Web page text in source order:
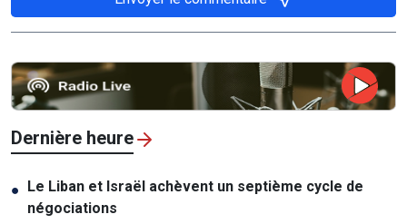
Dernière heure
● Le Liban et Israël achèvent un septième cycle de
négociations